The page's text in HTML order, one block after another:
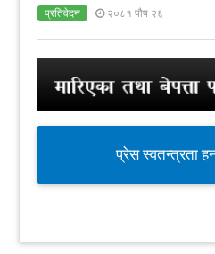
प्रतिवेदन २०८१ पौष २६
प्रेस स्वतन्त्रता